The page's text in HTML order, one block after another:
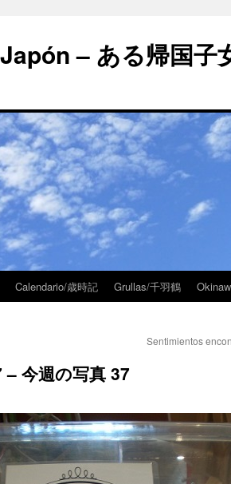
– ある帰国子
Calendario/歳時記 Grullas/千羽鶴
Sentimientos
今週の写真 37